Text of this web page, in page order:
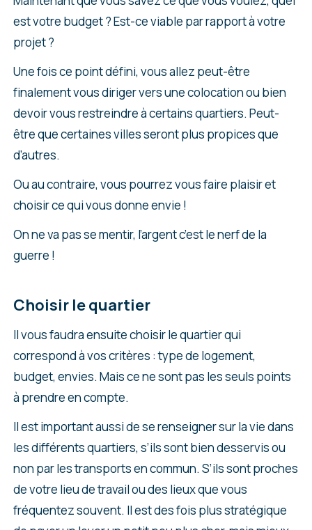
est votre budget ? Est-ce viable par rapport à votre
projet ?
Une fois ce point défini, vous allez peut-être
finalement vous diriger vers une colocation ou bien
devoir vous restreindre à certains quartiers. Peut-
être que certaines villes seront plus propices que
d’autres.
Ou au contraire, vous pourrez vous faire plaisir et
choisir ce qui vous donne envie !
On ne va pas se mentir, l’argent c’est le nerf de la
guerre !
Choisir le quartier
Il vous faudra ensuite choisir le quartier qui
correspond à vos critères : type de logement,
budget, envies. Mais ce ne sont pas les seuls points
à prendre en compte.
Il est important aussi de se renseigner sur la vie dans
les différents quartiers, s’ils sont bien desservis ou
non par les transports en commun. S’ils sont proches
de votre lieu de travail ou des lieux que vous
fréquentez souvent. Il est des fois plus stratégique